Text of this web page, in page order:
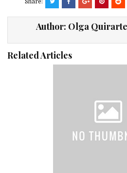
Share:
Author: Olga
Related Articles